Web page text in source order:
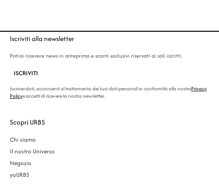
Iscriviti alla newsletter
Potrai ricevere news in anteprima e sconti esclusivi riservati ai soli iscritti.
ISCRIVITI
Iscrivendoti, acconsenti al trattamento dei tuoi dati personali in conformità alla nostraPrivacy
Policye accetti di ricevere la nostra newsletter.
Scopri URBS
Chi siamo
Il nostro Universo
Negozio
yoURBS